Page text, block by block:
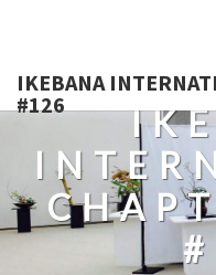
IKEBANA
#126